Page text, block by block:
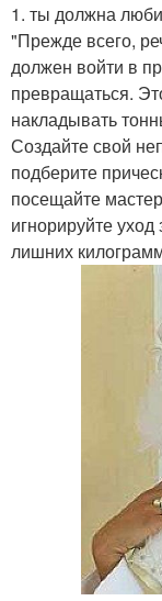
1. ты должна
"Прежде всего,
должен войти в
превращаться.
накладывать
Создайте свой
подберите
посещайте
игнорируйте
лишних